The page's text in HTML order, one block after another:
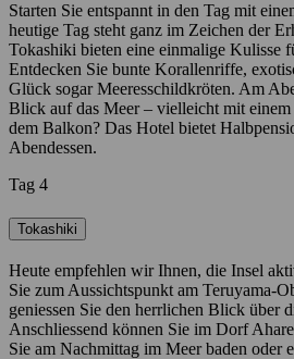
Starten Sie entspannt in den Tag mit
heutige Tag steht ganz im Zeichen der
Tokashiki bieten eine einmalige Kulisse
Entdecken Sie bunte Korallenriffe,
Glück sogar Meeresschildkröten. Am
Blick auf das Meer – vielleicht mit
dem Balkon? Das Hotel bietet
Abendessen.
Tag 4
Tokashiki
Heute empfehlen wir Ihnen, die Insel
Sie zum Aussichtspunkt am Teruyama-
geniessen Sie den herrlichen Blick über
Anschliessend können Sie im Dorf
Sie am Nachmittag im Meer baden oder